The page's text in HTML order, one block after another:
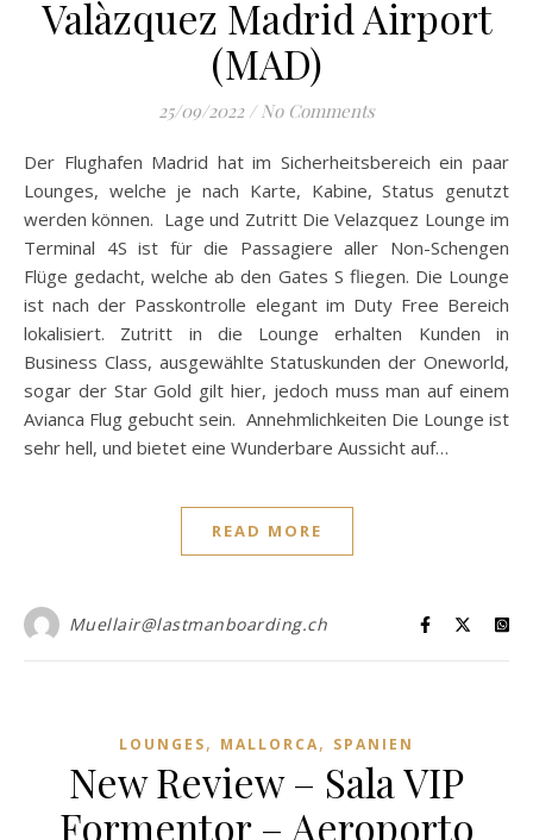
Valàzquez Madrid Airport
(MAD)
25/09/2022 / No Comments
Der Flughafen Madrid hat im Sicherheitsbereich ein paar
Lounges, welche je nach Karte, Kabine, Status genutzt
werden können. Lage und Zutritt Die Velazquez Lounge im
Terminal 4S ist für die Passagiere aller Non-Schengen
Flüge gedacht, welche ab den Gates S fliegen. Die Lounge
ist nach der Passkontrolle elegant im Duty Free Bereich
lokalisiert. Zutritt in die Lounge erhalten Kunden in
Business Class, ausgewählte Statuskunden der Oneworld,
sogar der Star Gold gilt hier, jedoch muss man auf einem
Avianca Flug gebucht sein. Annehmlichkeiten Die Lounge ist
sehr hell, und bietet eine Wunderbare Aussicht auf…
READ MORE
Muellair@lastmanboarding.ch
LOUNGES, MALLORCA, SPANIEN
New Review – Sala VIP
Formentor – Aeroporto